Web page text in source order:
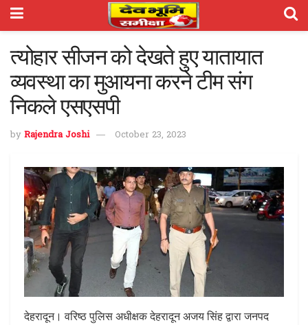
त्योहार सीजन को देखते हुए यातायात
व्यवस्था का मुआयना करने टीम संग
निकले एसएसपी
by Rajendra Joshi October 23, 2023
देहरादून। वरिष्ठ पुलिस अधीक्षक देहरादून अजय सिंह द्वारा जनपद